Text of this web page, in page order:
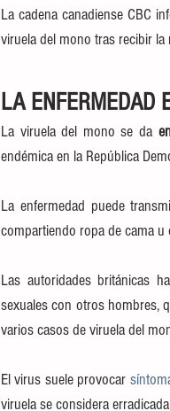
La cadena canadiense CBC
viruela del mono tras recibir
LA ENFERMEDAD
La viruela del mono se da
endémica en la República
La enfermedad puede
compartiendo ropa de cama
Las autoridades británicas
sexuales con otros hombres,
varios casos de viruela del
El virus suele provocar
viruela se considera